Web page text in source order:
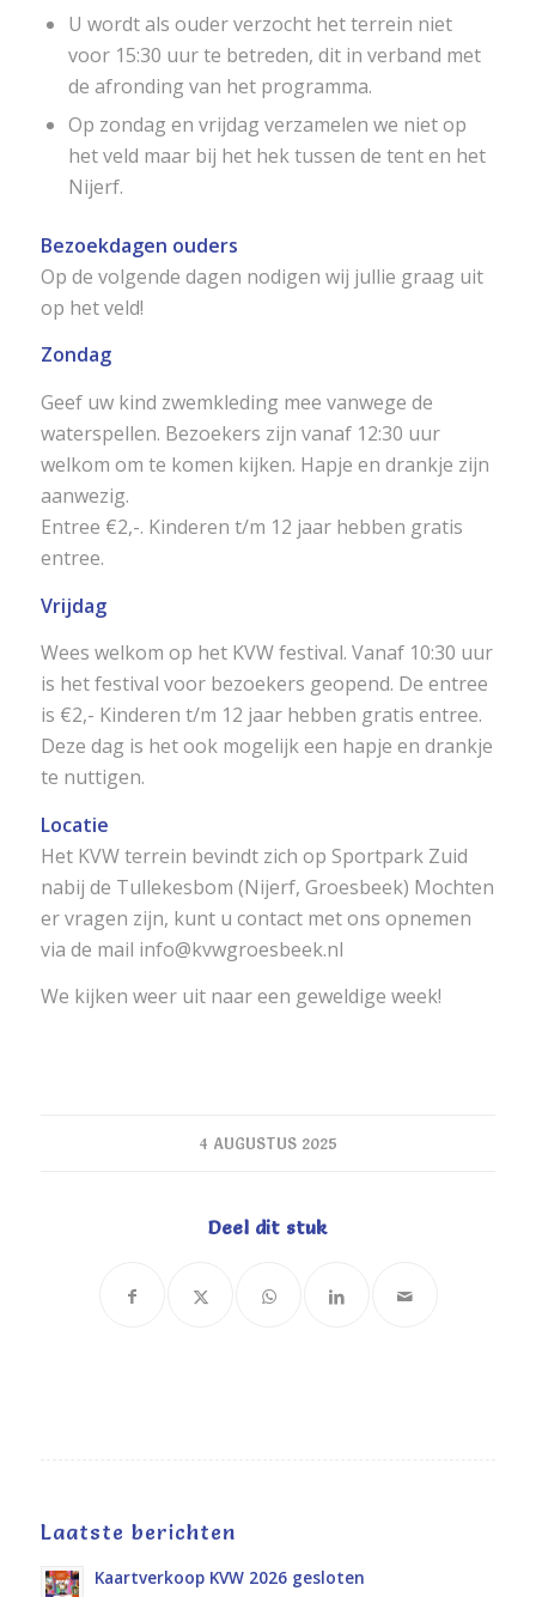
U wordt als ouder verzocht het terrein niet
voor 15:30 uur te betreden, dit in verband met
de afronding van het programma.
Op zondag en vrijdag verzamelen we niet op
het veld maar bij het hek tussen de tent en het
Nijerf.
Bezoekdagen ouders
Op de volgende dagen nodigen wij jullie graag uit
op het veld!
Zondag
Geef uw kind zwemkleding mee vanwege de
waterspellen. Bezoekers zijn vanaf 12:30 uur
welkom om te komen kijken. Hapje en drankje zijn
aanwezig.
Entree €2,-. Kinderen t/m 12 jaar hebben gratis
entree.
Vrijdag
Wees welkom op het KVW festival. Vanaf 10:30 uur
is het festival voor bezoekers geopend. De entree
is €2,- Kinderen t/m 12 jaar hebben gratis entree.
Deze dag is het ook mogelijk een hapje en drankje
te nuttigen.
Locatie
Het KVW terrein bevindt zich op Sportpark Zuid
nabij de Tullekesbom (Nijerf, Groesbeek) Mochten
er vragen zijn, kunt u contact met ons opnemen
via de mail info@kvwgroesbeek.nl
We kijken weer uit naar een geweldige week!
4 AUGUSTUS 2025
Deel dit stuk
Laatste berichten
Kaartverkoop KVW 2026 gesloten